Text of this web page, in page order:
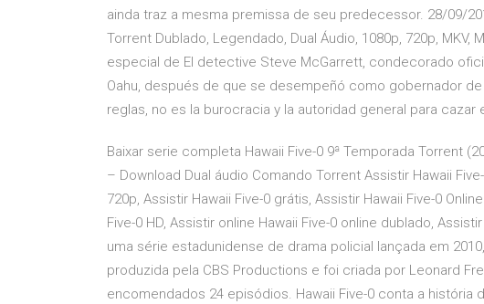
ainda traz a mesma premissa de seu predecessor. 28/09/
Torrent Dublado, Legendado, Dual Áudio, 1080p, 720p, MKV,
especial de El detective Steve McGarrett, condecorado
Oahu, después de que se desempeñó como gobernador
reglas, no es la burocracia y la autoridad general para cazar
Baixar serie completa Hawaii Five-0 9ª Temporada Torrent
– Download Dual áudio Comando Torrent Assistir Hawaii
720p, Assistir Hawaii Five-0 grátis, Assistir Hawaii Five-0
Five-0 HD, Assistir online Hawaii Five-0 online dublado,
uma série estadunidense de drama policial lançada em
produzida pela CBS Productions e foi criada por Leonard
encomendados 24 episódios. Hawaii Five-0 conta a